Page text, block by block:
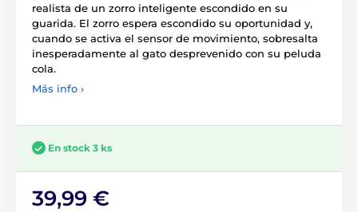
realista de un zorro inteligente escondido en su
guarida. El zorro espera escondido su oportunidad y,
cuando se activa el sensor de movimiento, sobresalta
inesperadamente al gato desprevenido con su peluda
cola.
Más info ›
En stock 3 ks
39,99 €